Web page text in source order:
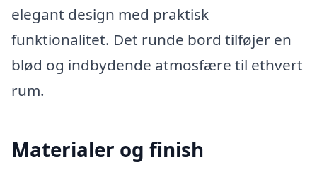
elegant design med praktisk
funktionalitet. Det runde bord tilføjer en
blød og indbydende atmosfære til ethvert
rum.
Materialer og finish